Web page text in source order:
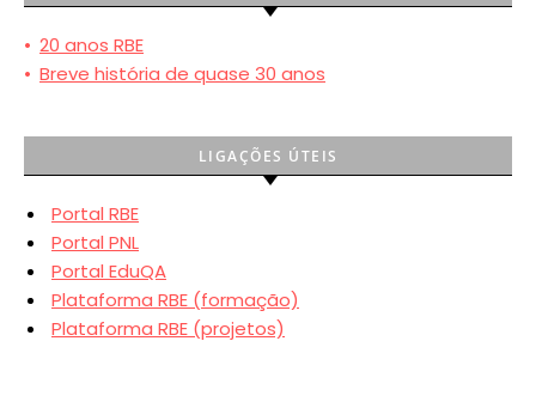
• 20 anos RBE
• Breve história de quase 30 anos
LIGAÇÕES ÚTEIS
Portal RBE
Portal PNL
Portal EduQA
Plataforma RBE (formação)
Plataforma RBE (projetos)